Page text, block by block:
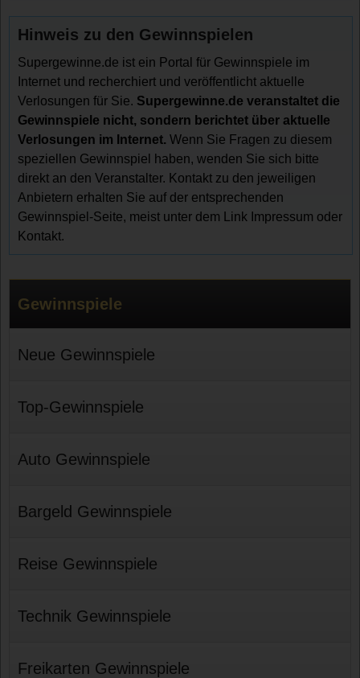
Hinweis zu den Gewinnspielen
Supergewinne.de ist ein Portal für Gewinnspiele im
Internet und recherchiert und veröffentlicht aktuelle
Verlosungen für Sie. Supergewinne.de veranstaltet die
Gewinnspiele nicht, sondern berichtet über aktuelle
Verlosungen im Internet. Wenn Sie Fragen zu diesem
speziellen Gewinnspiel haben, wenden Sie sich bitte
direkt an den Veranstalter. Kontakt zu den jeweiligen
Anbietern erhalten Sie auf der entsprechenden
Gewinnspiel-Seite, meist unter dem Link Impressum oder
Kontakt.
Gewinnspiele
Neue Gewinnspiele
Top-Gewinnspiele
Auto Gewinnspiele
Bargeld Gewinnspiele
Reise Gewinnspiele
Technik Gewinnspiele
Freikarten Gewinnspiele